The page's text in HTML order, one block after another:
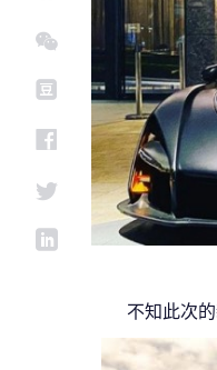
不知此次